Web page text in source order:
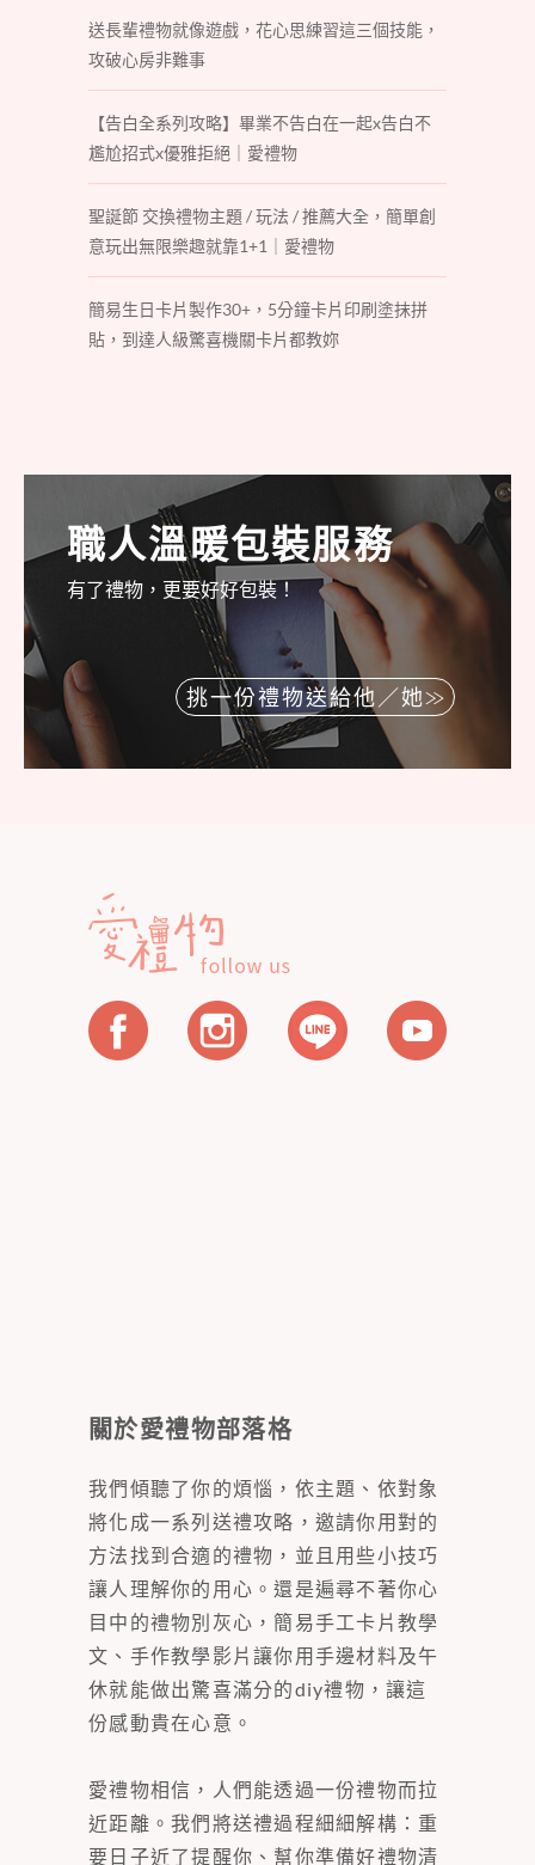
送長輩禮物就像遊戲，花心思練習這三個技能，
攻破心房非難事
【告白全系列攻略】畢業不告白在一起x告白不
尷尬招式x優雅拒絕｜愛禮物
聖誕節 交換禮物主題 / 玩法 / 推薦大全，簡單創
意玩出無限樂趣就靠1+1｜愛禮物
簡易生日卡片製作30+，5分鐘卡片印刷塗抹拼
貼，到達人級驚喜機關卡片都教妳
職人溫暖包裝服務
有了禮物，更要好好包裝！
挑一份禮物送給他／她
關於愛禮物部落格
我們傾聽了你的煩惱，依主題、依對象
將化成一系列送禮攻略，邀請你用對的
方法找到合適的禮物，並且用些小技巧
讓人理解你的用心。還是遍尋不著你心
目中的禮物別灰心，簡易手工卡片教學
文、手作教學影片讓你用手邊材料及午
休就能做出驚喜滿分的diy禮物，讓這
份感動貴在心意。
愛禮物相信，人們能透過一份禮物而拉
近距離。我們將送禮過程細細解構：重
要日子近了提醒你、幫你準備好禮物清